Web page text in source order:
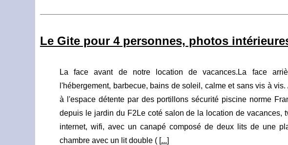
Le Gite pour 4 personnes, photos
La face avant de notre location de vacances.La face
l'hébergement, barbecue, bains de soleil, calme et sans vis à vis.
à l'espace détente par des portillons sécurité piscine norme
depuis le jardin du F2Le coté salon de la location de vacances,
internet, wifi, avec un canapé composé de deux lits de une
chambre avec un lit double ( [...]